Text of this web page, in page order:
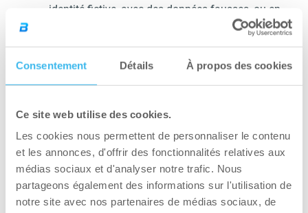
Consentement Détails À propos des cookies
Ce site web utilise des cookies.
Les cookies nous permettent de personnaliser le contenu
et les annonces, d'offrir des fonctionnalités relatives aux
médias sociaux et d'analyser notre trafic. Nous
partageons également des informations sur l'utilisation de
notre site avec nos partenaires de médias sociaux, de
identité fictive, avec des données fausses, ou en
participant de manière frauduleuse pour
être exclus du Jeu à la discrétion de
l’Organisateur. Les Participants agissant de
préjudice causé à l’Organisateur dans le cadre du
L’Organisateur se réserve le droit d’exclure
immédiatement du Jeu tout Participant en cas
de manipulation (informatique) ou une conduite
incompatible ou violant l’esprit du Jeu observée